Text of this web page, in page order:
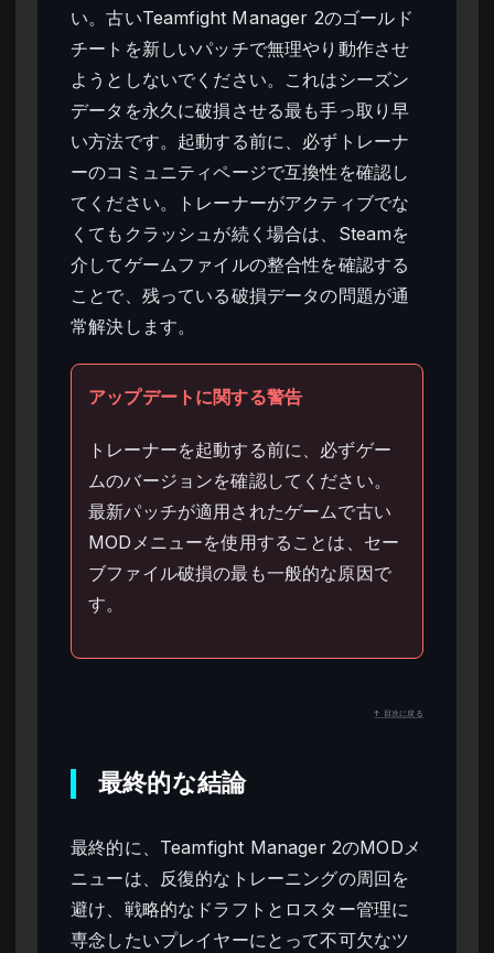
い。古いTeamfight Manager 2のゴールド
チートを新しいパッチで無理やり動作させ
ようとしないでください。これはシーズン
データを永久に破損させる最も手っ取り早
い方法です。起動する前に、必ずトレーナ
ーのコミュニティページで互換性を確認し
てください。トレーナーがアクティブでな
くてもクラッシュが続く場合は、Steamを
介してゲームファイルの整合性を確認する
ことで、残っている破損データの問題が通
常解決します。
アップデートに関する警告
トレーナーを起動する前に、必ずゲー
ムのバージョンを確認してください。
最新パッチが適用されたゲームで古い
MODメニューを使用することは、セー
ブファイル破損の最も一般的な原因で
す。
↑ 目次に戻る
最終的な結論
最終的に、Teamfight Manager 2のMODメ
ニューは、反復的なトレーニングの周回を
避け、戦略的なドラフトとロスター管理に
専念したいプレイヤーにとって不可欠なツ